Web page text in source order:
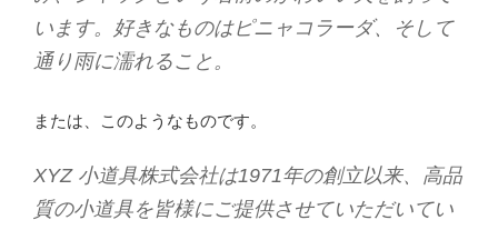
います。好きなものはピニャコラーダ、そして
通り雨に濡れること。
または、このようなものです。
XYZ 小道具株式会社は1971年の創立以来、高品
質の小道具を皆様にご提供させていただいてい